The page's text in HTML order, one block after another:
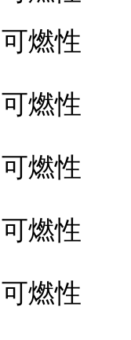
可燃性
可燃性
可燃性
可燃性
可燃性